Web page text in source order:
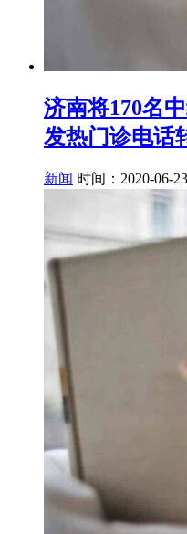
济南将170名
发热门诊电话
新闻 时间：2020-06-